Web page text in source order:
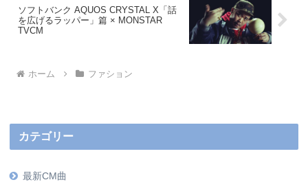
ソフトバンク AQUOS CRYSTAL X「話
を広げるラッパー」篇 × MONSTAR
TVCM
ホーム ファション
カテゴリー
最新CM曲